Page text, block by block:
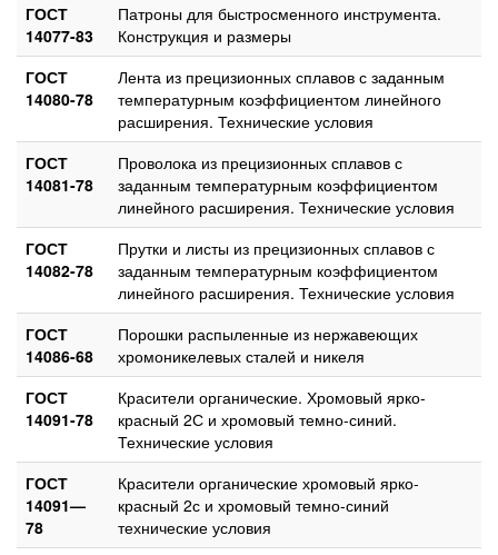
ГОСТ
14077-83
Патроны для быстросменного инструмента.
Конструкция и размеры
ГОСТ
14080-78
Лента из прецизионных сплавов с заданным
температурным коэффициентом линейного
расширения. Технические условия
ГОСТ
14081-78
Проволока из прецизионных сплавов с
заданным температурным коэффициентом
линейного расширения. Технические условия
ГОСТ
14082-78
Прутки и листы из прецизионных сплавов с
заданным температурным коэффициентом
линейного расширения. Технические условия
ГОСТ
14086-68
Порошки распыленные из нержавеющих
хромоникелевых сталей и никеля
ГОСТ
14091-78
Красители органические. Хромовый ярко-
красный 2С и хромовый темно-синий.
Технические условия
ГОСТ
14091—
78
Красители органические хромовый ярко-
красный 2с и хромовый темно-синий
технические условия